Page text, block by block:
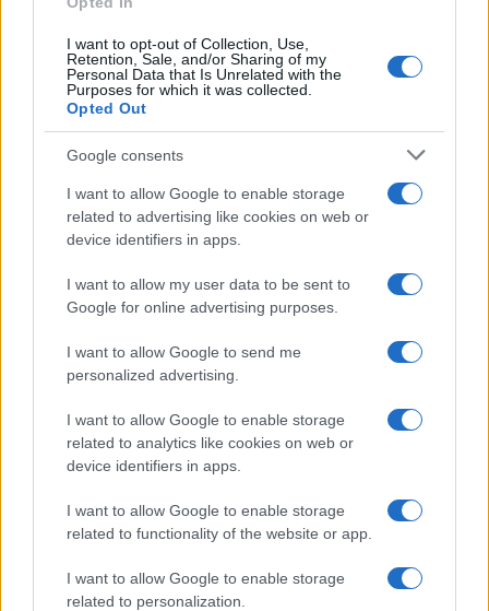
I want to opt-out of Collection, Use,
Retention, Sale, and/or Sharing of my
Personal Data that Is Unrelated with the
Purposes for which it was collected.
Opted Out
Google consents
I want to allow Google to enable storage
related to advertising like cookies on web or
device identifiers in apps.
I want to allow my user data to be sent to
Google for online advertising purposes.
I want to allow Google to send me
personalized advertising.
I want to allow Google to enable storage
related to analytics like cookies on web or
device identifiers in apps.
I want to allow Google to enable storage
related to functionality of the website or app.
I want to allow Google to enable storage
related to personalization.
Evento sportivo e culturale a Calcio: programma e dettagli
PIÙ LETTI
Luigi Colombo, il telecronista che cambiò la radio e la
televisione sportiva
Il Mirandés e il suo allenatore italiano: una storia di successo
Quando il gioco di squadra insegna a vivere: calcio, storia e
Analisi delle difficoltà di Arsenal e delle sue scelte di mercato